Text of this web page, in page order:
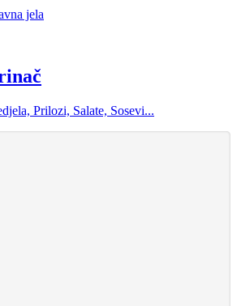
jela
Prilozi, Salate, Sosevi...